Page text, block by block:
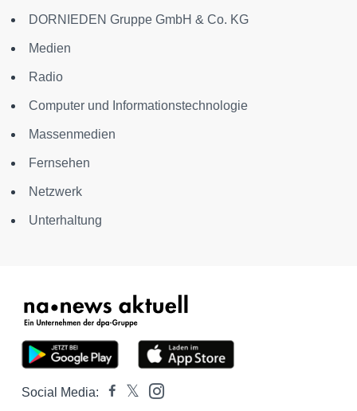
DORNIEDEN Gruppe GmbH & Co. KG
Medien
Radio
Computer und Informationstechnologie
Massenmedien
Fernsehen
Netzwerk
Unterhaltung
Social Media: